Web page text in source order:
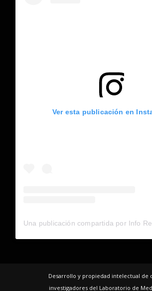
Ver esta publicación en
Desarrollo y propiedad intelectual de
investigadores del Laboratorio de